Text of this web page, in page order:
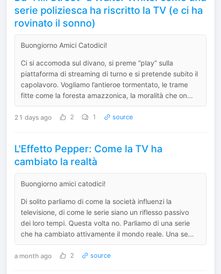
serie poliziesca ha riscritto la TV (e ci ha
rovinato il sonno)
Buongiorno Amici Catodici!
Ci si accomoda sul divano, si preme “play” sulla
piattaforma di streaming di turno e si pretende subito il
capolavoro. Vogliamo l’antieroe tormentato, le trame
fitte come la foresta amazzonica, la moralità che on...
21 days ago 2 1 source
L'Effetto Pepper: Come la TV ha
cambiato la realtà
Buongiorno amici catodici!
Di solito parliamo di come la società influenzi la
televisione, di come le serie siano un riflesso passivo
dei loro tempi. Questa volta no. Parliamo di una serie
che ha cambiato attivamente il mondo reale. Una se...
a month ago 2 source